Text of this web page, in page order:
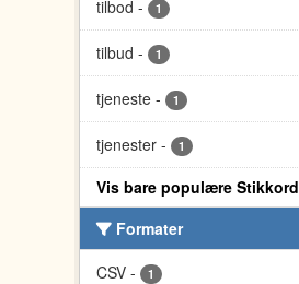
tilbod - 1
tilbud - 1
tjeneste - 1
tjenester - 1
Vis bare populære Stikkord
Formater
CSV - 1